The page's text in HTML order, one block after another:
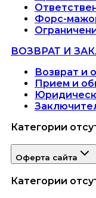
Форс-
ВОЗВРАТ И
Возврат и
Прием и
Категории
Оферта сайта
Категории